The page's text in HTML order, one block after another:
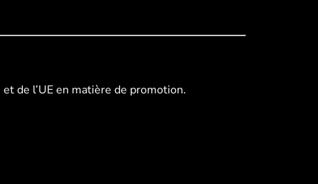
de l’UE en matière de promotion.